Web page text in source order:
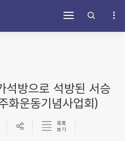
방으로 석방된 서승
화운동기념사업회)
목록
보기